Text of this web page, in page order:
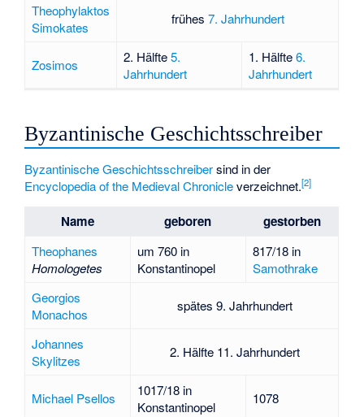
Theophylaktos
Simokates
frühes 7. Jahrhundert
Zosimos 2. Hälfte5.
Jahrhundert
1. Hälfte6.
Jahrhundert
Byzantinische Geschichtsschreiber
Byzantinische Geschichtsschreibersind in der
Encyclopedia of the Medieval Chronicleverzeichnet.[2]
Name geboren gestorben
Theophanes
Homologetes
um 760 in
Konstantinopel
817/18 in
Samothrake
Georgios
Monachos
spätes 9. Jahrhundert
Johannes
Skylitzes
2. Hälfte 11. Jahrhundert
Michael Psellos
1017/18 in
Konstantinopel
1078